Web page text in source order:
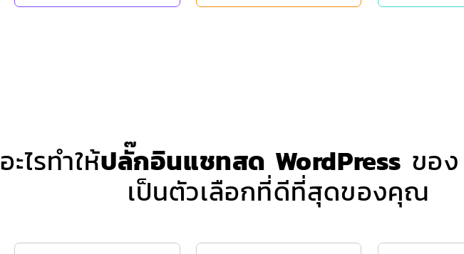
อะไรทำให้ปลั๊กอินแชทสด WordPress ขอ
เป็นตัวเลือกที่ดีที่สุดของคุณ